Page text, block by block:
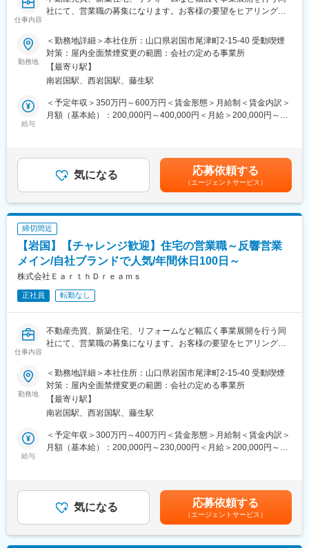
羽田空港第１・第２ターミナル駅(京急)、西大橋駅、金山駅(愛知
県)、県庁前駅(広島県)、南阿佐ケ谷駅、渡辺橋駅、朝霞台駅、熊
本駅前駅、葭川公園駅、舞浜駅、南船橋駅、烏丸駅、野田阪神
駅、広電西広島・己斐駅、栄駅(岡山県)、地下鉄成増駅、明治神宮
前駅、芦屋駅(阪神線)、八幡山駅、栄町駅(愛知県)、浦上車庫駅、
南太田駅、銀座駅、大手町駅(東京都)、霞ケ関駅(東京都)、稲荷町
駅(東京都)、鮫洲駅、新宿西口駅、羽田空港第１ターミナル駅(東
京モノレール・ＪＡＬ利用)、四ツ橋駅、原爆ドーム前駅、二本木
仕事内容
社にて、営業職の募集になります。お客様の要望をヒアリングし
営業ではなくプロの住宅コーディネーターとしてご活躍いただく
ことを期待しております。
■採用背景：
100年飽きずに住み続けられる「箱型シンプルデザイン」が人気
のユニテハウスの代理店になったこともあり、さらなる事業拡大
を見込んでおります。お客様の期待に応え、さらによい会社に成
長するために新戦力になっていただける方を募集いたします。
様フォロー～住宅の引き渡し
■1日の流れ
ー12:00～13:00 昼食
ー13:00～15:00 接客・打ち合わせ
ー15:00～18:00 担当のお客様のフォロー（進行状況や今後の予定
を連絡）
ー18:00 帰社
自社デザインの住宅が人気の同社ですが、近年ユニテハウスの代
理、賃貸など、住まいに関する様々な事業を展開しており、各事
業部同士の連携によって案件獲得を可能にしております。働くス
ことで、自身の今後のキャリアが広く豊かなものになると考えて
おります。
変更の範囲：会社の定める業務
勤務地
＜勤務地詳細＞本社住所：山口県岩国市尾津町2-15-40 受動喫煙
対策：屋内全面禁煙変更の範囲：会社の定める事業所
【最寄り駅】
南岩国駅、西岩国駅、藤生駅
給与
＜予定年収＞350万円～600万円＜賃金形態＞月給制＜賃金内訳＞
月額（基本給）：200,000円～400,000円＜月給＞200,000円～
気になる 応募依頼する
（エージェントサービス）
締切間近
【岩国】【チャレンジ歓迎】住宅の営業職～反響営業
メイン/自社ブランドで人気/年間休日100日～
株式会社ＥａｒｔｈＤｒｅａｍｓ
正社員 転勤なし
仕事内容
不動産売買、新築住宅、リフォームなど幅広く事業展開を行う同
社にて、営業職の募集になります。お客様の要望をヒアリングし
営業ではなくプロの住宅コーディネーターとしてご活躍いただく
ことを期待しております。
■採用背景：
100年飽きずに住み続けられる「箱型シンプルデザイン」が人気
のユニテハウスの代理店になったこともあり、さらなる事業拡大
を見込んでおります。お客様の期待に応え、さらによい会社に成
長するために新戦力になっていただける方を募集いたします。
様フォロー～住宅の引き渡し
■1日の流れ
勤務地
＜勤務地詳細＞本社住所：山口県岩国市尾津町2-15-40 受動喫煙
対策：屋内全面禁煙変更の範囲：会社の定める事業所
【最寄り駅】
南岩国駅、西岩国駅、藤生駅
給与
＜予定年収＞300万円～400万円＜賃金形態＞月給制＜賃金内訳＞
月額（基本給）：200,000円～230,000円＜月給＞200,000円～
給(月額)は固定手当を含みます。
気になる 応募依頼する
（エージェントサービス）